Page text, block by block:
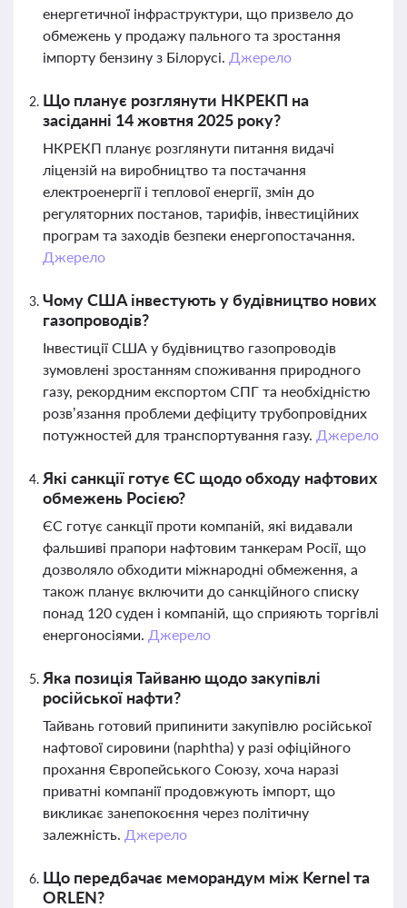
енергетичної інфраструктури, що призвело до
обмежень у продажу пального та зростання
імпорту бензину з Білорусі. Джерело
Що планує розглянути НКРЕКП на
засіданні 14 жовтня 2025 року?
НКРЕКП планує розглянути питання видачі
ліцензій на виробництво та постачання
електроенергії і теплової енергії, змін до
регуляторних постанов, тарифів, інвестиційних
програм та заходів безпеки енергопостачання.
Джерело
Чому США інвестують у будівництво нових
газопроводів?
Інвестиції США у будівництво газопроводів
зумовлені зростанням споживання природного
газу, рекордним експортом СПГ та необхідністю
розв’язання проблеми дефіциту трубопровідних
потужностей для транспортування газу. Джерело
Які санкції готує ЄС щодо обходу нафтових
обмежень Росією?
ЄС готує санкції проти компаній, які видавали
фальшиві прапори нафтовим танкерам Росії, що
дозволяло обходити міжнародні обмеження, а
також планує включити до санкційного списку
понад 120 суден і компаній, що сприяють торгівлі
енергоносіями. Джерело
Яка позиція Тайваню щодо закупівлі
російської нафти?
Тайвань готовий припинити закупівлю російської
нафтової сировини (naphtha) у разі офіційного
прохання Європейського Союзу, хоча наразі
приватні компанії продовжують імпорт, що
викликає занепокоєння через політичну
залежність. Джерело
Що передбачає меморандум між Kernel та
ORLEN?